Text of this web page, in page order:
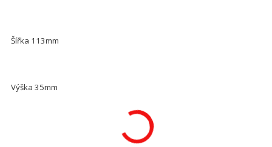
Šířka 113mm
Výška 35mm